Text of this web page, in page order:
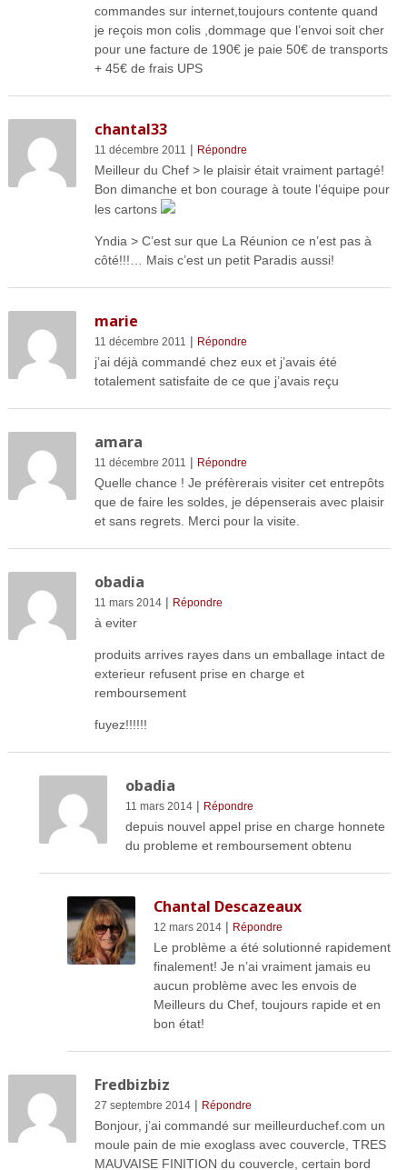
commandes sur internet,toujours contente quand
je reçois mon colis ,dommage que l’envoi soit cher
pour une facture de 190€ je paie 50€ de transports
+ 45€ de frais UPS
chantal33
11 décembre 2011 | Répondre
Meilleur du Chef > le plaisir était vraiment partagé!
Bon dimanche et bon courage à toute l’équipe pour
les cartons
Yndia > C’est sur que La Réunion ce n’est pas à
côté!!!… Mais c’est un petit Paradis aussi!
marie
11 décembre 2011 | Répondre
j’ai déjà commandé chez eux et j’avais été
totalement satisfaite de ce que j’avais reçu
amara
11 décembre 2011 | Répondre
Quelle chance ! Je préfèrerais visiter cet entrepôts
que de faire les soldes, je dépenserais avec plaisir
et sans regrets. Merci pour la visite.
obadia
11 mars 2014| Répondre
à eviter
produits arrives rayes dans un emballage intact de
exterieur refusent prise en charge et
remboursement
fuyez!!!!!!
obadia
11 mars 2014| Répondre
depuis nouvel appel prise en charge honnete
du probleme et remboursement obtenu
Chantal Descazeaux
12 mars 2014| Répondre
Le problème a été solutionné rapidement
finalement! Je n’ai vraiment jamais eu
aucun problème avec les envois de
Meilleurs du Chef, toujours rapide et en
bon état!
Fredbizbiz
27 septembre 2014| Répondre
Bonjour, j’ai commandé sur meilleurduchef.com un
moule pain de mie exoglass avec couvercle, TRES
MAUVAISE FINITION du couvercle, certain bord